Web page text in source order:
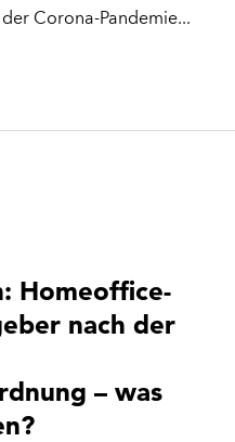
Corona-Pandemie
Homeoffice-
nach der
– was